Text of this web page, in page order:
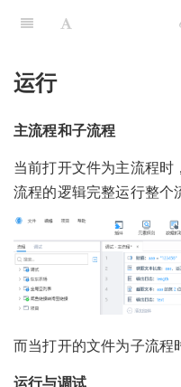
运行
主流程和子流程
当前打开文件为主流程
流程的逻辑完整运行整个
而当打开的文件为子流程
运行与调试